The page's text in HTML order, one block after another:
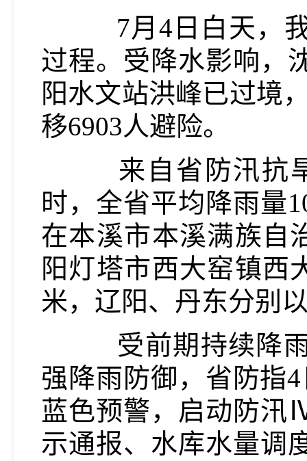
7月4日白天，我
过程。受降水影响，
阳水文站洪峰已过境
移6903人避险。
来自省防汛抗旱
时，全省平均降雨量
在本溪市本溪满族自
阳灯塔市西大窑镇西
米，辽阳、丹东分别
受前期持续降雨
强降雨防御，省防指
蓝色预警，启动防汛
示通报、水库水量调